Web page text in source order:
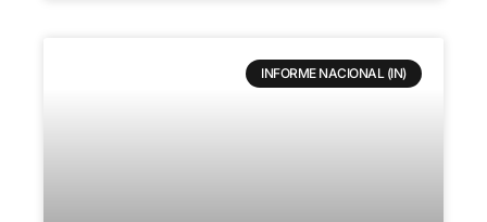
INFORME NACIONAL (IN)